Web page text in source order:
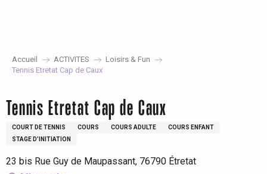
Accueil ACTIVITES
Loisirs & Fun
Tennis Etretat Cap de Caux
Tennis Etretat Cap de Caux
COURT DE TENNIS COURS COURS ADULTE
COURS ENFANT
STAGE D’INITIATION
23 bis Rue Guy de Maupassant, 76790 Étretat